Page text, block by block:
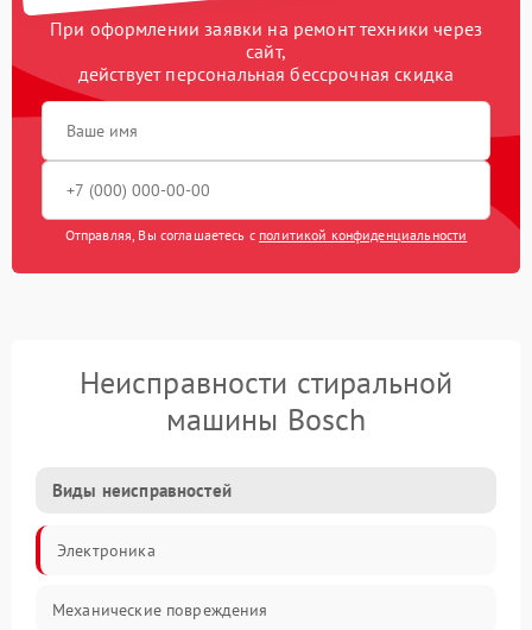
При оформлении заявки на ремонт техники через
сайт,
действует персональная бессрочная скидка
Отправляя, Вы соглашаетесь с политикой конфиденциальности
Неисправности стиральной
машины Bosch
Виды неисправностей
Электроника
Механические повреждения